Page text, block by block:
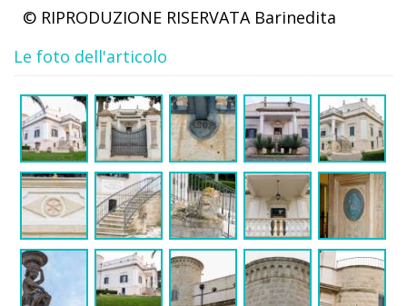
© RIPRODUZIONE RISERVATA Barinedita
Le foto dell'articolo